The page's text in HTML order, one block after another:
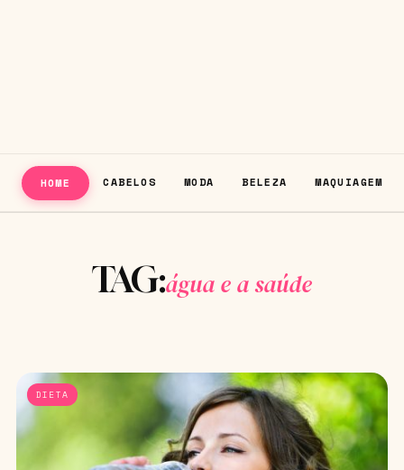
HOME CABELOS MODA BELEZA MAQUIAGEM
TAG:água e a saúde
DIETA